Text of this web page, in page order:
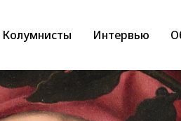
Колумнисты Интервью